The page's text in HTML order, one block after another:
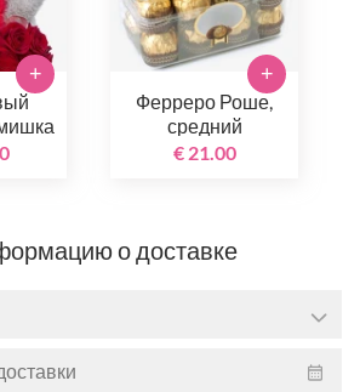
+
Ферреро Роше,
средний
€ 21.00
+
о доставке